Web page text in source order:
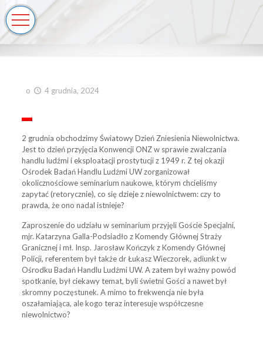
o 4 grudnia, 2024
2 grudnia obchodzimy Światowy Dzień Zniesienia Niewolnictwa.
Jest to dzień przyjęcia Konwencji ONZ w sprawie zwalczania
handlu ludźmi i eksploatacji prostytucji z 1949 r. Z tej okazji
Ośrodek Badań Handlu Ludźmi UW zorganizował
okolicznościowe seminarium naukowe, którym chcieliśmy
zapytać (retorycznie), co się dzieje z niewolnictwem: czy to
prawda, że ono nadal istnieje?
Zaproszenie do udziału w seminarium przyjęli Goście Specjalni,
mjr. Katarzyna Galla-Podsiadło z Komendy Głównej Straży
Granicznej i mł. Insp. Jarosław Kończyk z Komendy Głównej
Policji, referentem był także dr Łukasz Wieczorek, adiunkt w
Ośrodku Badań Handlu Ludźmi UW. A zatem był ważny powód
spotkanie, był ciekawy temat, byli świetni Gości a nawet był
skromny poczęstunek. A mimo to frekwencja nie była
oszałamiająca, ale kogo teraz interesuje współczesne
niewolnictwo?